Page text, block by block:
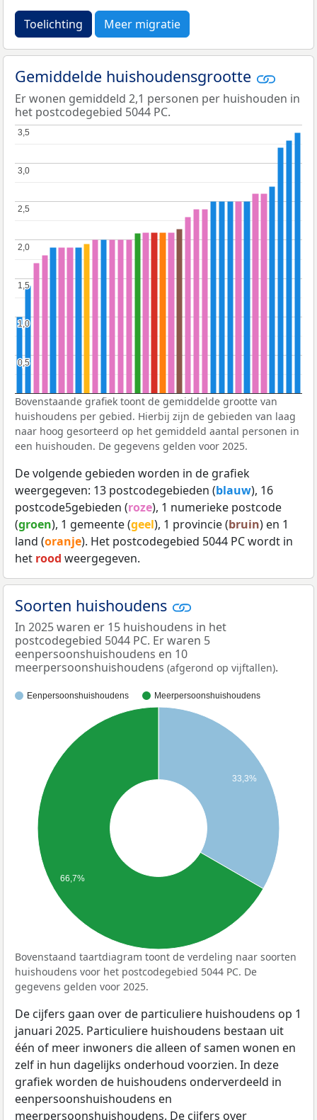
Toelichting Meer migratie
Gemiddelde huishoudensgrootte
Er wonen gemiddeld 2,1 personen per huishouden in
het postcodegebied 5044 PC.
0,5
0,5
1,0
1,0
1,5
1,5
2,0
2,0
2,5
2,5
3,0
3,0
3,5
3,5
Bovenstaande grafiek toont de gemiddelde grootte van
huishoudens per gebied. Hierbij zijn de gebieden van laag
naar hoog gesorteerd op het gemiddeld aantal personen in
een huishouden. De gegevens gelden voor 2025.
De volgende gebieden worden in de grafiek
weergegeven: 13 postcodegebieden (blauw), 16
postcode5gebieden (roze), 1 numerieke postcode
(groen), 1 gemeente (geel), 1 provincie (bruin) en 1
land (oranje). Het postcodegebied 5044 PC wordt in
het rood weergegeven.
Soorten huishoudens
In 2025 waren er 15 huishoudens in het
postcodegebied 5044 PC. Er waren 5
eenpersoonshuishoudens en 10
meerpersoonshuishoudens (afgerond op vijftallen).
Eenpersoonshuishoudens Meerpersoonshuishoudens
33,3%
66,7%
Bovenstaand taartdiagram toont de verdeling naar soorten
huishoudens voor het postcodegebied 5044 PC. De
gegevens gelden voor 2025.
De cijfers gaan over de particuliere huishoudens op 1
januari 2025. Particuliere huishoudens bestaan uit
één of meer inwoners die alleen of samen wonen en
zelf in hun dagelijks onderhoud voorzien. In deze
grafiek worden de huishoudens onderverdeeld in
eenpersoonshuishoudens en
meerpersoonshuishoudens. De cijfers over